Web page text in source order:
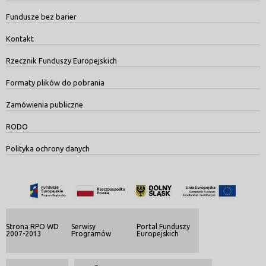
Fundusze bez barier
Kontakt
Rzecznik Funduszy Europejskich
Formaty plików do pobrania
Zamówienia publiczne
RODO
Polityka ochrony danych
Strona RPO WD
2007-2013
Serwisy
Programów
Portal Funduszy
Europejskich